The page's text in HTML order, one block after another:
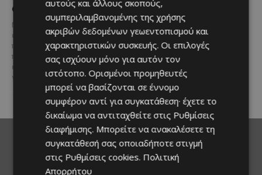
Θάλασσας
Μια εξαιρετικά σπάνια
επενδυτική ευκαιρία
παρουσιάζεται στην παραλιακή
περιοχή του Αλαμινού, στην
επαρχία Λάρνακας. Πρόκειται
για τρία συνεχόμενα...
τη συγχρηματοδότησης της ΕΕ
Σε μία από τις...
αυτούς και άλλους σκοπούς,
συμπεριλαμβανομένης της χρήσης
ακριβών δεδομένων γεωεντοπισμού και
χαρακτηριστικών συσκευής. Οι επιλογές
σας ισχύουν μόνο για αυτόν τον
ιστότοπο. Ορισμένοι προμηθευτές
μπορεί να βασίζονται σε έννομο
συμφέρον αντί για συγκατάθεση· έχετε το
δικαίωμα να αντιταχθείτε στις Ρυθμίσεις
διαφήμισης. Μπορείτε να ανακαλέσετε τη
συγκατάθεσή σας οποιαδήποτε στιγμή
στις Ρυθμίσεις cookies. Πολιτική
Απορρήτου